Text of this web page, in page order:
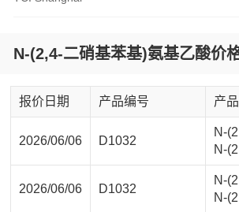
N-(2,4-二硝基苯基)氨基乙酸价
报价日期 产品编号 产
2026/06/06 D1032
N-
N-
2026/06/06 D1032
N-
N-